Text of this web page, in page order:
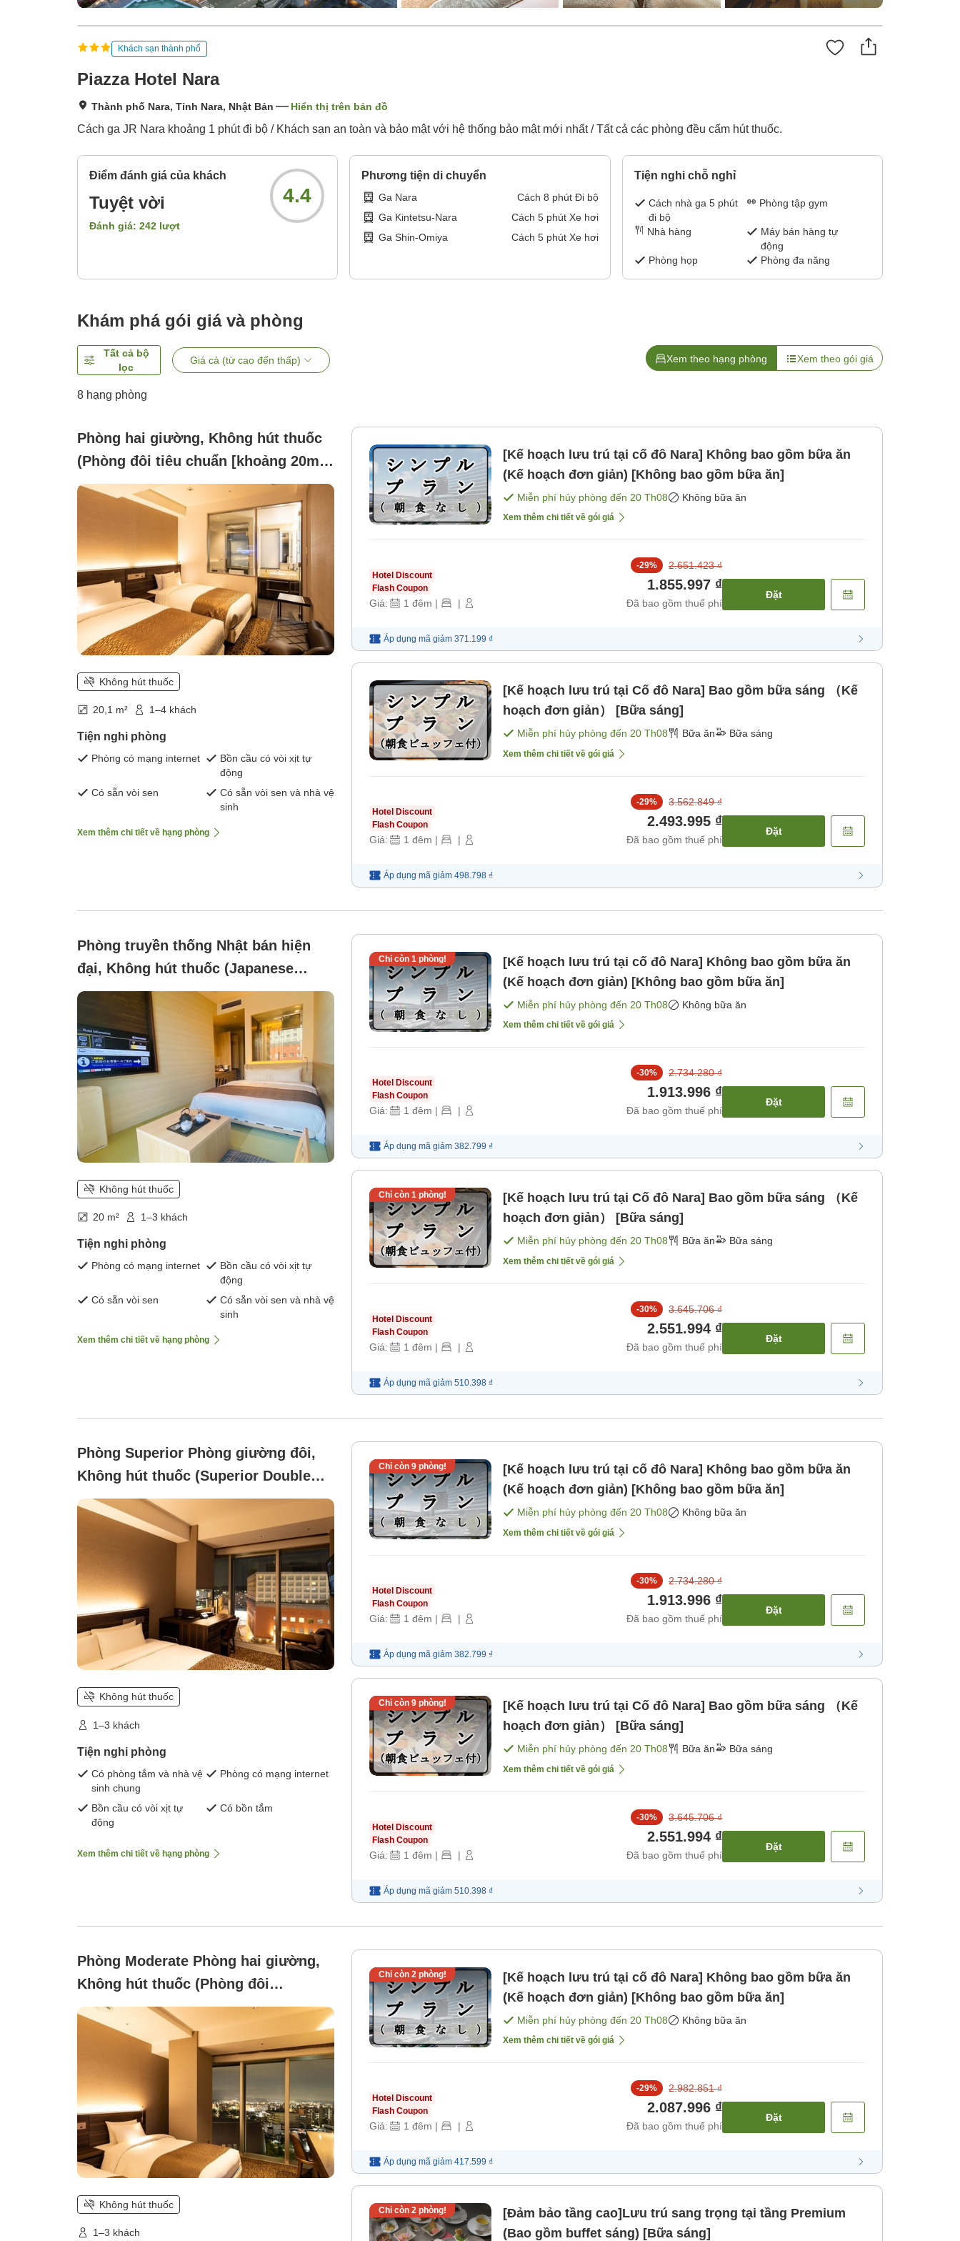
Khách sạn thành phố
Piazza Hotel Nara
Thành phố Nara, Tỉnh Nara, Nhật Bản Hiển thị trên bản đồ
Cách ga JR Nara khoảng 1 phút đi bộ / Khách sạn an toàn và bảo mật với hệ thống bảo mật mới nhất / Tất cả các phòng đều cấm hút thuốc.
Điểm đánh giá của khách
Tuyệt vời
Đánh giá: 242 lượt
4.4
Phương tiện di chuyển
Ga Nara Cách 8 phút Đi bộ
Ga Kintetsu-Nara
Cách 5phút Xe hơi
Ga Shin-Omiya
Cách 5phút Xe hơi
Tiện nghi chỗ nghỉ
Cách nhà ga 5 phút
đi bộ
Phòng tập gym
Nhà hàng
Máy bán hàng tự
động
Phòng họp
Phòng đa năng
Khám phá gói giá và phòng
Tất cả bộ
lọc
Giá cả (từ cao đến thấp) Xem theo hạng phòng Xem theo gói giá
8 hạng phòng
Phòng hai giường, Không hút thuốc
(Phòng đôi tiêu chuẩn [khoảng 20m²,
buồng tắm vòi sen])
Không hút thuốc
20,1 m² 1–4 khách
Tiện nghi phòng
Phòng có mạng internet
Bồn cầu có vòi xịt tự
động
Có sẵn vòi sen
Có sẵn vòi sen và nhà vệ
sinh
Xem thêm chi tiết về hạng phòng
[Kế hoạch lưu trú tại cố đô Nara] Không bao gồm bữa ăn
(Kế hoạch đơn giản) [Không bao gồm bữa ăn]
Miễn phí hủy phòng đến 20 Th08 Không bữa ăn
Xem thêm chi tiết về gói giá
Hotel Discount
Flash Coupon
Giá: 1 đêm | |
-29% 2.651.423 ₫
1.855.997 ₫
Đã bao gồm thuế phí
Đặt
Áp dụng mã giảm 371.199 ₫
[Kế hoạch lưu trú tại Cố đô Nara] Bao gồm bữa sáng （Kế
hoạch đơn giản） [Bữa sáng]
Miễn phí hủy phòng đến 20 Th08 Bữa ăn Bữa sáng
Xem thêm chi tiết về gói giá
Hotel Discount
Flash Coupon
Giá: 1 đêm | |
-29% 3.562.849 ₫
2.493.995 ₫
Đã bao gồm thuế phí
Đặt
Áp dụng mã giảm 498.798 ₫
Phòng truyền thống Nhật bán hiện
đại, Không hút thuốc (Japanese
Double [20 square meters, Japanese-
Western style room, shower booth
type])
Không hút thuốc
20 m² 1–3 khách
Tiện nghi phòng
Phòng có mạng internet
Bồn cầu có vòi xịt tự
động
Có sẵn vòi sen
Có sẵn vòi sen và nhà vệ
sinh
Xem thêm chi tiết về hạng phòng
Chỉ còn 1phòng!
[Kế hoạch lưu trú tại cố đô Nara] Không bao gồm bữa ăn
(Kế hoạch đơn giản) [Không bao gồm bữa ăn]
Miễn phí hủy phòng đến 20 Th08 Không bữa ăn
Xem thêm chi tiết về gói giá
Hotel Discount
Flash Coupon
Giá: 1 đêm | |
-30% 2.734.280 ₫
1.913.996 ₫
Đã bao gồm thuế phí
Đặt
Áp dụng mã giảm 382.799 ₫
Chỉ còn 1phòng!
[Kế hoạch lưu trú tại Cố đô Nara] Bao gồm bữa sáng （Kế
hoạch đơn giản） [Bữa sáng]
Miễn phí hủy phòng đến 20 Th08 Bữa ăn Bữa sáng
Xem thêm chi tiết về gói giá
Hotel Discount
Flash Coupon
Giá: 1 đêm | |
-30% 3.645.706 ₫
2.551.994 ₫
Đã bao gồm thuế phí
Đặt
Áp dụng mã giảm 510.398 ₫
Phòng Superior Phòng giường đôi,
Không hút thuốc (Superior Double
[Khoảng 20m²・Bồn tắm])
Không hút thuốc
1–3 khách
Tiện nghi phòng
Có phòng tắm và nhà vệ
sinh chung
Phòng có mạng internet
Bồn cầu có vòi xịt tự
động
Có bồn tắm
Xem thêm chi tiết về hạng phòng
Chỉ còn 9phòng!
[Kế hoạch lưu trú tại cố đô Nara] Không bao gồm bữa ăn
(Kế hoạch đơn giản) [Không bao gồm bữa ăn]
Miễn phí hủy phòng đến 20 Th08 Không bữa ăn
Xem thêm chi tiết về gói giá
Hotel Discount
Flash Coupon
Giá: 1 đêm | |
-30% 2.734.280 ₫
1.913.996 ₫
Đã bao gồm thuế phí
Đặt
Áp dụng mã giảm 382.799 ₫
Chỉ còn 9phòng!
[Kế hoạch lưu trú tại Cố đô Nara] Bao gồm bữa sáng （Kế
hoạch đơn giản） [Bữa sáng]
Miễn phí hủy phòng đến 20 Th08 Bữa ăn Bữa sáng
Xem thêm chi tiết về gói giá
Hotel Discount
Flash Coupon
Giá: 1 đêm | |
-30% 3.645.706 ₫
2.551.994 ₫
Đã bao gồm thuế phí
Đặt
Áp dụng mã giảm 510.398 ₫
Phòng Moderate Phòng hai giường,
Không hút thuốc (Phòng đôi
Moderate View [Khoảng 23m²・
Phòng tắm vòi sen])
Không hút thuốc
1–3 khách
Chỉ còn 2 phòng!
[Kế hoạch lưu trú tại cố đô Nara] Không bao gồm bữa ăn
(Kế hoạch đơn giản) [Không bao gồm bữa ăn]
Miễn phí hủy phòng đến 20 Th08 Không bữa ăn
Xem thêm chi tiết về gói giá
Hotel Discount
Flash Coupon
Giá: 1 đêm | |
-29% 2.982.851 ₫
2.087.996 ₫
Đã bao gồm thuế phí
Đặt
Áp dụng mã giảm 417.599 ₫
Chỉ còn 2 phòng!
[Đảm bảo tầng cao]Lưu trú sang trọng tại tầng Premium
(Bao gồm buffet sáng) [Bữa sáng]